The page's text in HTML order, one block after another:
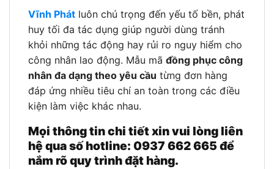
Vĩnh Phát luôn chú trọng đến yếu tố bền, phát
huy tối đa tác dụng giúp người dùng tránh
khỏi những tác động hay rủi ro nguy hiểm cho
công nhân lao động. Mẫu mã đồng phục công
nhân đa dạng theo yêu cầu từng đơn hàng
đáp ứng nhiều tiêu chí an toàn trong các điều
kiện làm việc khác nhau.
Mọi thông tin chi tiết xin vui lòng liên
hệ qua số hotline: 0937 662 665 để
nắm rõ quy trình đặt hàng.